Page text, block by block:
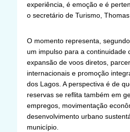
experiência, é emoção e é
o secretário de Turismo,
O momento representa,
um impulso para a continuidade
expansão de voos diretos,
internacionais e promoção
dos Lagos. A perspectiva é de
reservas se reflita também em
empregos, movimentação
desenvolvimento urbano
município.